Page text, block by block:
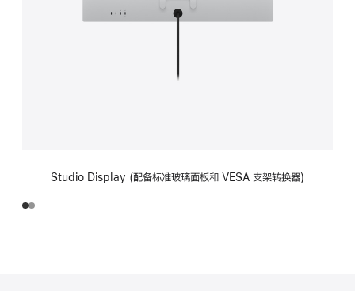
Studio Display (配备标准玻璃面板和 VESA 支架转换器)